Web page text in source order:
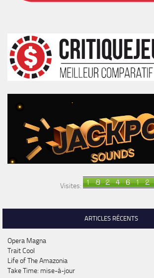
Visites:
ARTICLES RÉCENTS
Opera Magna
Trait Cool
Life of The Amazonia
Take Time: mise-à-jour